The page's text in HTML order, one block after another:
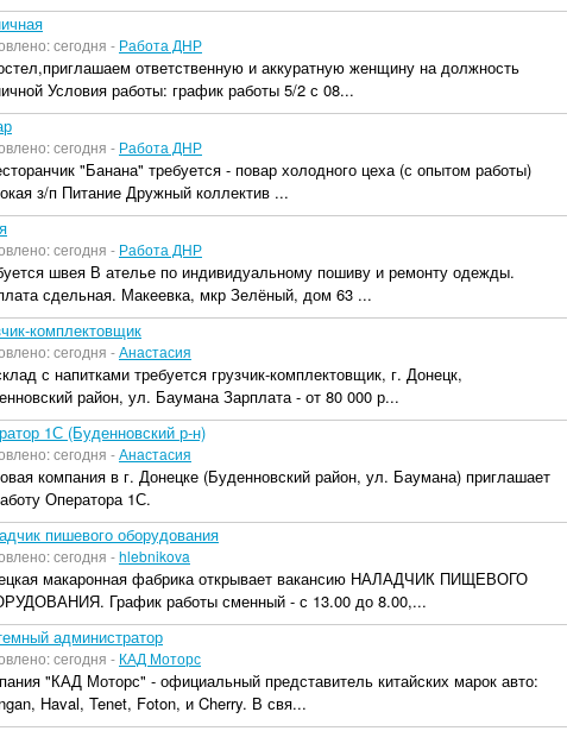
сегодня - Работа ДНР
ответственную и аккуратную женщину на должность
Условия работы: график работы 5/2 с 08...
сегодня - Работа ДНР
"Банана" требуется - повар холодного цеха (с опытом работы)
з/п Питание Дружный коллектив ...
сегодня - Работа ДНР
швея В ателье по индивидуальному пошиву и ремонту одежды.
сдельная. Макеевка, мкр Зелёный, дом 63 ...
комплектовщик
сегодня -Анастасия
с напитками требуется грузчик-комплектовщик, г. Донецк,
район, ул. Баумана Зарплата - от 80 000 р...
1С (Буденновский р-н)
сегодня -Анастасия
компания в г. Донецке (Буденновский район, ул. Баумана) приглашает
Оператора 1С.
пишевого оборудования
сегодня -hlebnikova
макаронная фабрика открывает вакансию НАЛАДЧИК ПИЩЕВОГО
График работы сменный - с 13.00 до 8.00,...
администратор
сегодня - КАД Моторс
"КАД Моторс" - официальный представитель китайских марок авто:
Haval, Tenet, Foton, и Cherry. В свя...